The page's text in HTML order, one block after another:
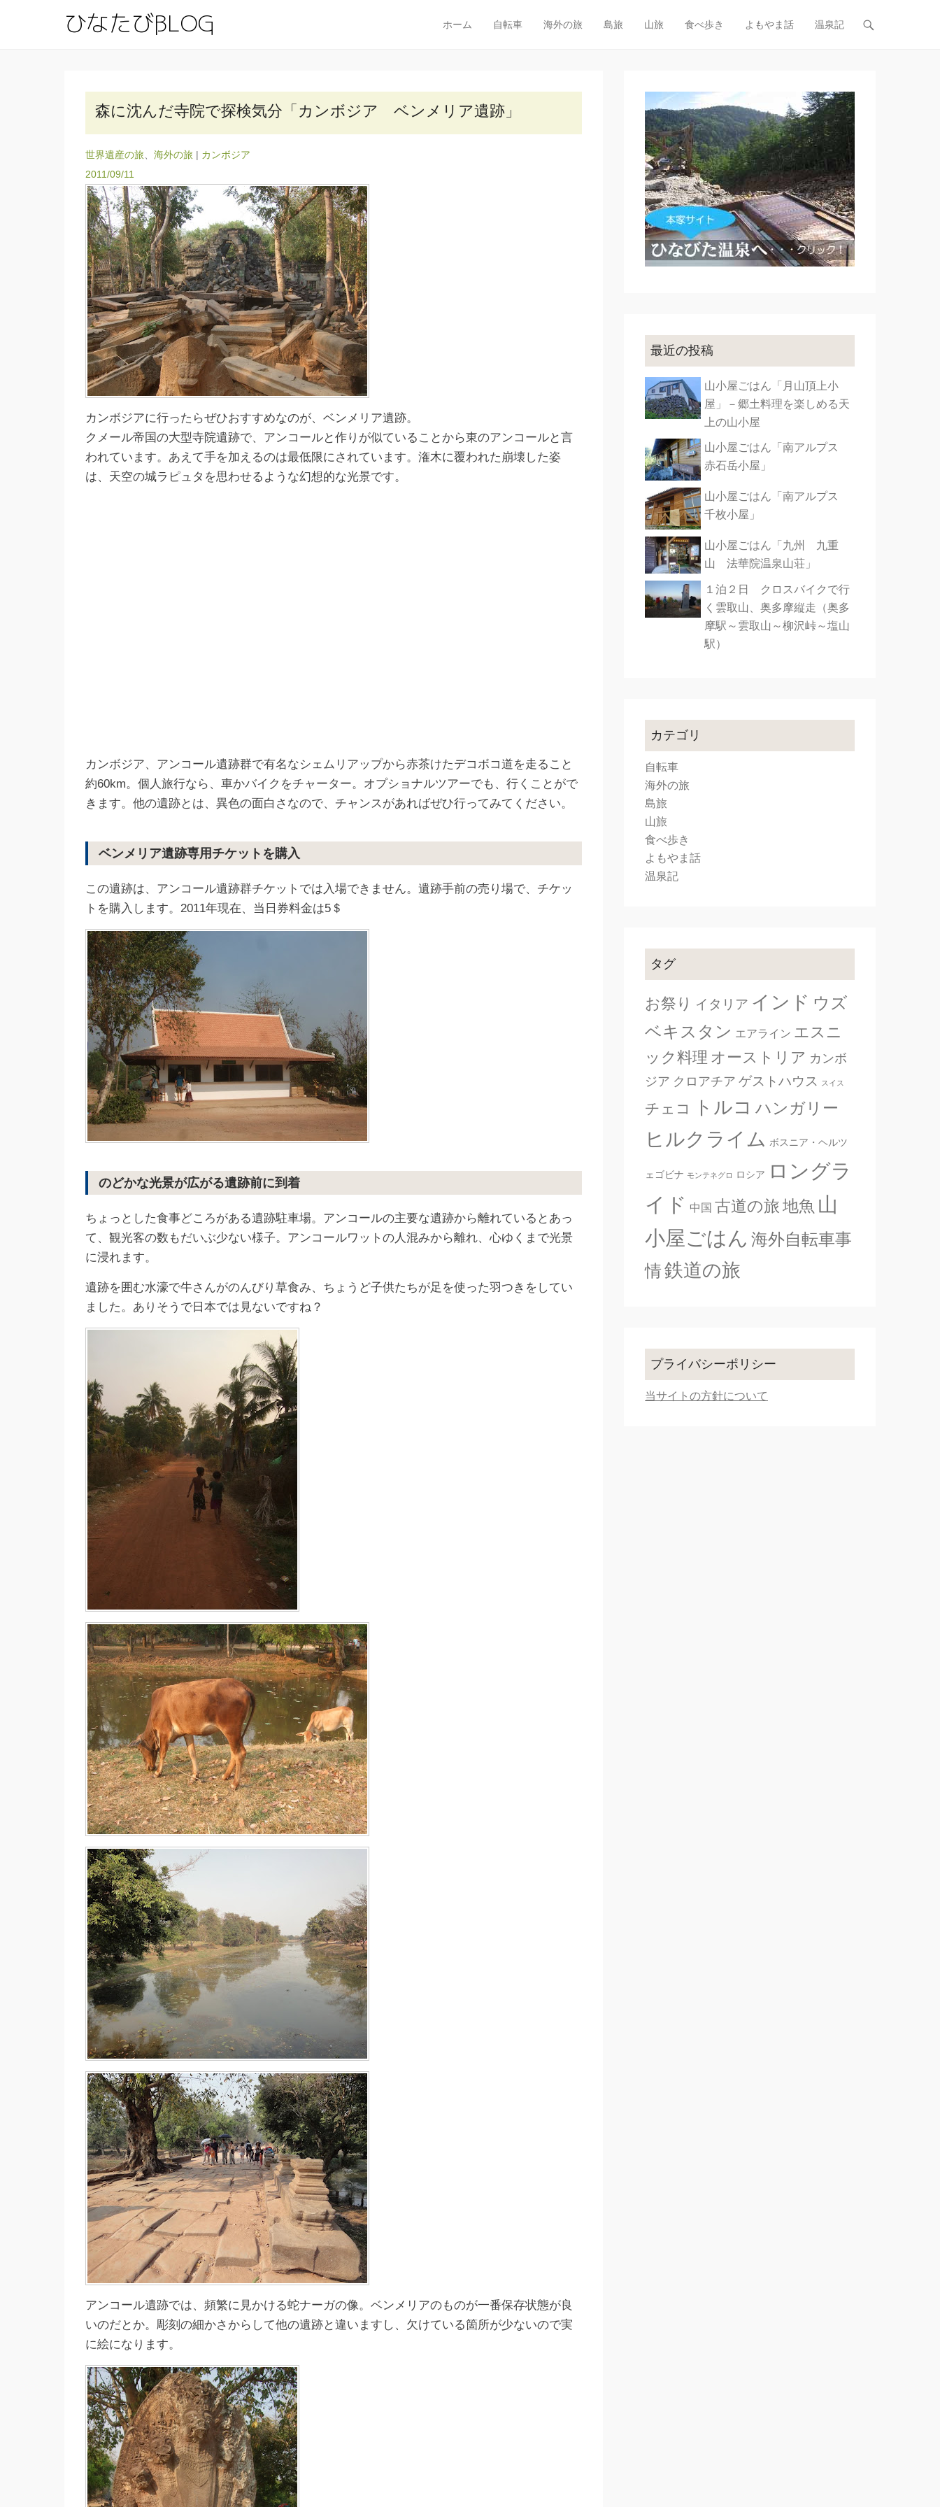
メインメニュー
コンテンツへスキップ
ホーム 自転車 海外の旅 島旅 山旅 食べ歩き よもやま話 温泉記
森に沈んだ寺院で探検気分「カンボジア ベンメリア遺跡」
世界遺産の旅 海外の旅 | カンボジア
2011/09/11
カンボジアに行ったらぜひおすすめなのが、ベンメリア遺跡。
クメール帝国の大型寺院遺跡で、アンコールと作りが似ていることから東のアンコールと言
われています。あえて手を加えるのは最低限にされています。潅木に覆われた崩壊した姿
は、天空の城ラピュタを思わせるような幻想的な光景です。
カンボジア、アンコール遺跡群で有名なシェムリアップから赤茶けたデコボコ道を走ること
約60km。個人旅行なら、車かバイクをチャーター。オプショナルツアーでも、行くことがで
きます。他の遺跡とは、異色の面白さなので、チャンスがあればぜひ行ってみてください。
ベンメリア遺跡専用チケットを購入
この遺跡は、アンコール遺跡群チケットでは入場できません。遺跡手前の売り場で、チケッ
トを購入します。2011年現在、当日券料金は5＄
のどかな光景が広がる遺跡前に到着
ちょっとした食事どころがある遺跡駐車場。アンコールの主要な遺跡から離れているとあっ
て、観光客の数もだいぶ少ない様子。アンコールワットの人混みから離れ、心ゆくまで光景
に浸れます。
遺跡を囲む水濠で牛さんがのんびり草食み、ちょうど子供たちが足を使った羽つきをしてい
ました。ありそうで日本では見ないですね？
アンコール遺跡では、頻繁に見かける蛇ナーガの像。ベンメリアのものが一番保存状態が良
いのだとか。彫刻の細かさからして他の遺跡と違いますし、欠けている箇所が少ないので実
に絵になります。
最近の投稿
山小屋ごはん「月山頂上小
屋」－郷土料理を楽しめる天
上の山小屋
山小屋ごはん「南アルプス
赤石岳小屋」
山小屋ごはん「南アルプス
千枚小屋」
山小屋ごはん「九州 九重
山 法華院温泉山荘」
１泊２日 クロスバイクで行
く雲取山、奥多摩縦走（奥多
摩駅～雲取山～柳沢峠～塩山
駅）
カテゴリ
自転車
海外の旅
島旅
山旅
食べ歩き
よもやま話
温泉記
タグ
お祭り イタリア インド ウズ
ベキスタン エアライン エスニ
ック料理 オーストリア カンボ
ジア クロアチア ゲストハウス スイス
チェコ トルコ ハンガリー
ヒルクライム ボスニア・ヘルツ
ェゴビナ モンテネグロ ロシア
ロングラ
イド 中国 古道の旅 地魚 山
小屋ごはん 海外自転車事
情鉄道の旅
プライバシーポリシー
当サイトの方針について